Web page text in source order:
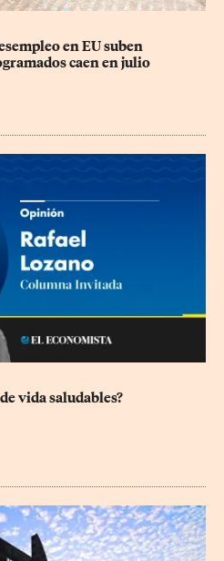
en EU suben
caen en julio
vida saludables?